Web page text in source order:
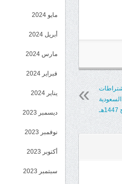
مايو 2024
أبريل 2024
مارس 2024
فبراير 2024
يناير 2024
ديسمبر 2023
نوفمبر 2023
أكتوبر 2023
سبتمبر 2023